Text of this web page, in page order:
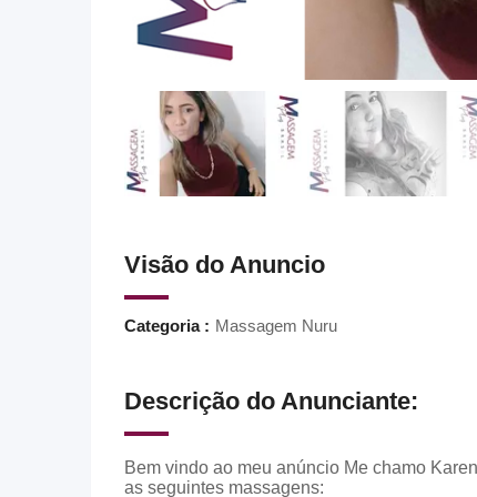
Visão do Anuncio
Categoria : Massagem Nuru
Descrição do Anunciante:
Bem vindo ao meu anúncio Me chamo
as seguintes massagens: